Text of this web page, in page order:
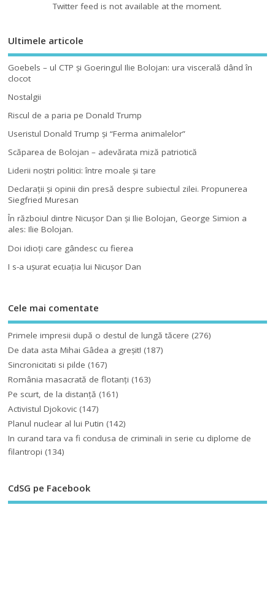
Twitter feed is not available at the moment.
Ultimele articole
Goebels – ul CTP şi Goeringul Ilie Bolojan: ura viscerală dând în
clocot
Nostalgii
Riscul de a paria pe Donald Trump
Useristul Donald Trump şi “Ferma animalelor”
Scăparea de Bolojan – adevărata miză patriotică
Liderii noştri politici: între moale şi tare
Declaraţii şi opinii din presă despre subiectul zilei. Propunerea
Siegfried Muresan
În războiul dintre Nicuşor Dan şi Ilie Bolojan, George Simion a
ales: Ilie Bolojan.
Doi idioţi care gândesc cu fierea
I s-a uşurat ecuaţia lui Nicuşor Dan
Cele mai comentate
Primele impresii după o destul de lungă tăcere (276)
De data asta Mihai Gâdea a greşit! (187)
Sincronicitati si pilde (167)
România masacrată de flotanţi (163)
Pe scurt, de la distanță (161)
Activistul Djokovic (147)
Planul nuclear al lui Putin (142)
In curand tara va fi condusa de criminali in serie cu diplome de
filantropi (134)
CdSG pe Facebook